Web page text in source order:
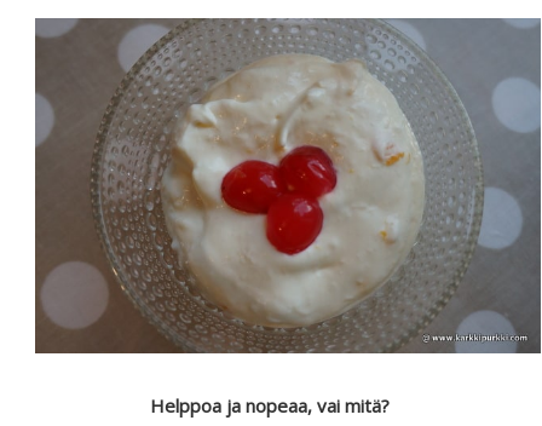
Helppoa ja nopeaa, vai mitä?